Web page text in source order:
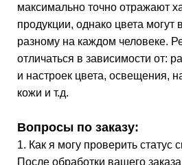
максимально точно отражают
продукции, однако цвета могут
разному на каждом человеке.
отличаться в зависимости от:
и настроек цвета, освещения,
кожи и т.д.
Вопросы по заказу:
1. Как я могу проверить статус
После обработки вашего